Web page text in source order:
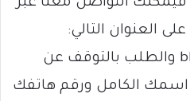
على العنوان التالي:
bldtna3@gmail.com والطلب بالتوقف عن
اسمك الكامل ورقم هاتفك